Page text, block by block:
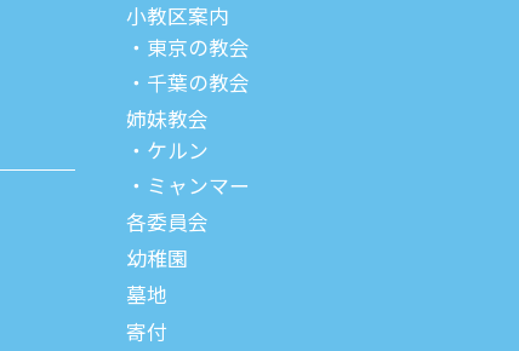
⼩教区案内
東京の教会
千葉の教会
姉妹教会
ケルン
ミャンマー
各委員会
幼稚園
墓地
寄付